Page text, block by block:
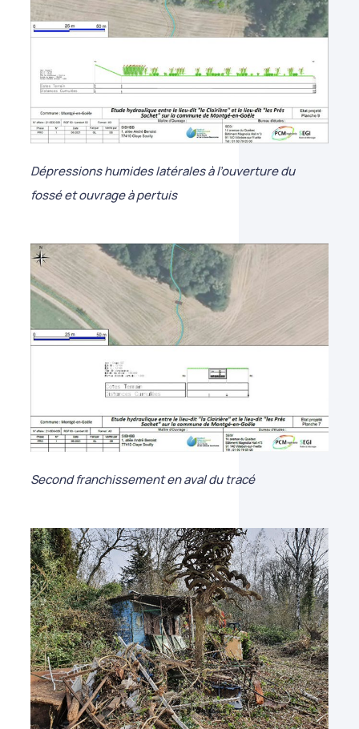
Dépressions humides latérales à l’ouverture du
fossé et ouvrage à pertuis
Second franchissement en aval du tracé